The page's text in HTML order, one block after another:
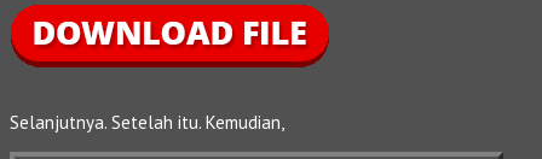
Selanjutnya. Setelah itu. Kemudian,